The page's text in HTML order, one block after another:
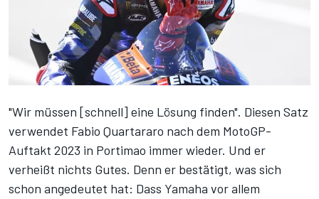
"Wir müssen [schnell] eine Lösung finden". Diesen Satz
verwendet Fabio Quartararo nach dem MotoGP-
Auftakt 2023 in Portimao immer wieder. Und er
verheißt nichts Gutes. Denn er bestätigt, was sich
schon angedeutet hat: Dass Yamaha vor allem